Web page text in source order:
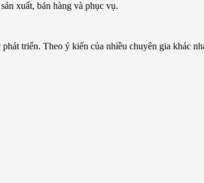
xuất, bán hàng và phục vụ.
triển. Theo ý kiến của nhiều chuyên gia khác